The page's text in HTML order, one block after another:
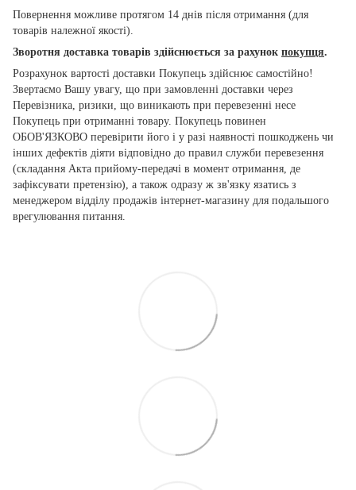
Повернення можливе протягом 14 днів після отримання (для
товарів належної якості).
Зворотня доставка товарів здійснюється за рахунок покупця.
Розрахунок вартості доставки Покупець здійснює самостійно!
Звертаємо Вашу увагу, що при замовленні доставки через
Перевізника, ризики, що виникають при перевезенні несе
Покупець при отриманні товару. Покупець повинен
ОБОВ'ЯЗКОВО перевірити його і у разі наявності пошкоджень чи
інших дефектів діяти відповідно до правил служби перевезення
(складання Акта прийому-передачі в момент отримання, де
зафіксувати претензію), а також одразу ж зв'язку язатись з
менеджером відділу продажів інтернет-магазину для подальшого
врегулювання питання.